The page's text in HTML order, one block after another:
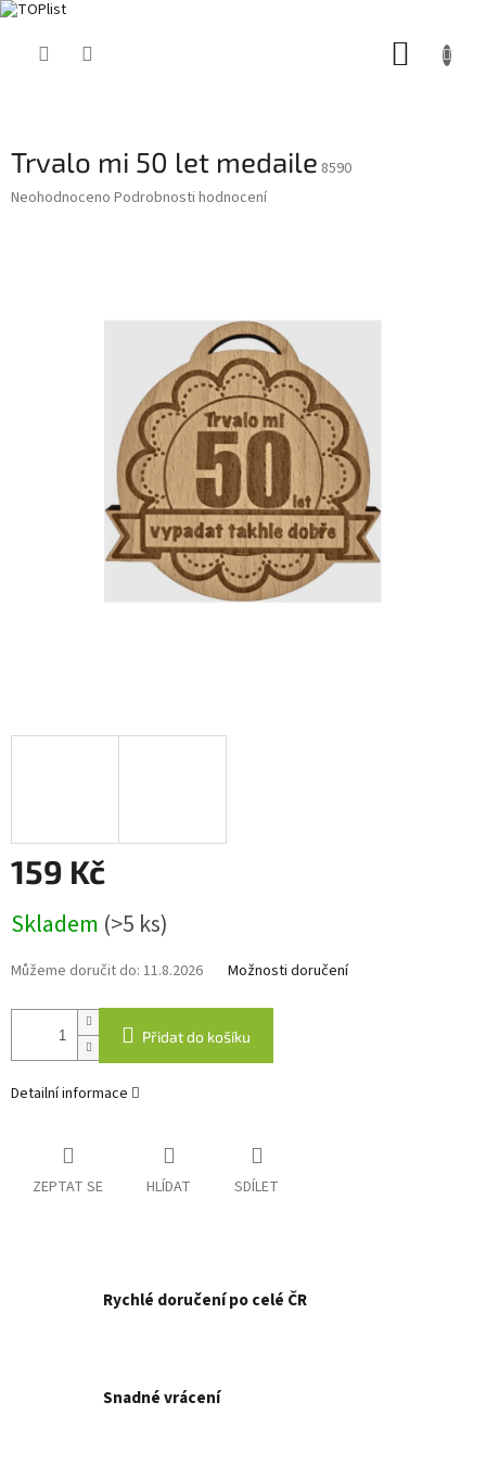
Trvalo mi 50 let medaile 8590
Průměrné
Neohodnoceno Podrobnosti hodnocení
159 Kč
cena:
Skladem (>5 ks)
Můžeme doručit do: 11.8.2026 Možnosti doručení
Přidat do košíku
Detailní informace
ZEPTAT SE HLÍDAT SDÍLET
Rychlé doručení po celé ČR
Snadné vrácení